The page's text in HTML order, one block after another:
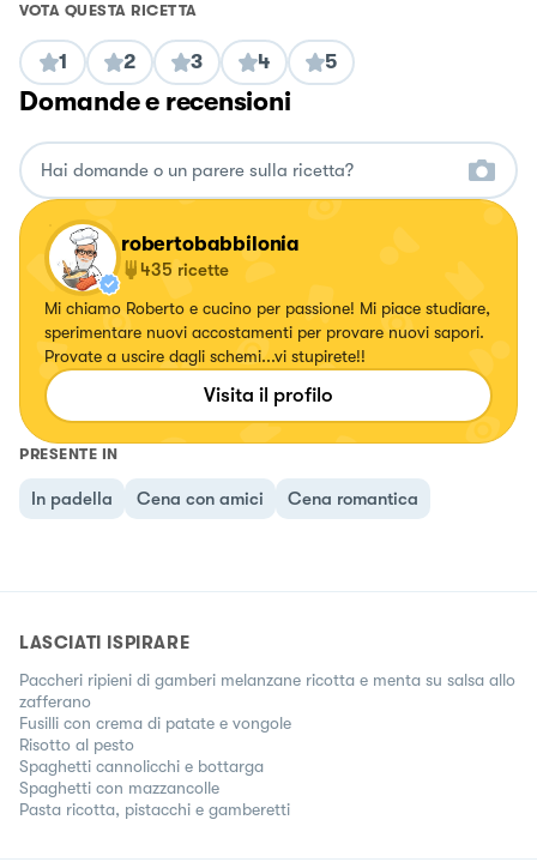
VOTA QUESTA RICETTA
1 2 3 4 5
Domande e recensioni
robertobabbilonia
435 ricette
Mi chiamo Roberto e cucino per passione! Mi piace studiare,
sperimentare nuovi accostamenti per provare nuovi sapori.
Provate a uscire dagli schemi...vi stupirete!!
Visita il profilo
PRESENTE IN
In padella Cena con amici Cena romantica
LASCIATI ISPIRARE
Paccheri ripieni di gamberi melanzane ricotta e menta su salsa allo
zafferano
Fusilli con crema di patate e vongole
Risotto al pesto
Spaghetti cannolicchi e bottarga
Spaghetti con mazzancolle
Pasta ricotta, pistacchi e gamberetti